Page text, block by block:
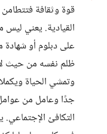
قوة وثقافة
القيادية. يعني
على دبلوم أو
ظلم نفسه من حيث
وتمشي الحياة
جدًا وعامل من
التكافئ